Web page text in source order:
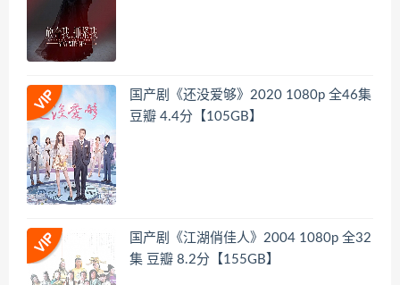
国产剧《还没爱够》2020 1080p 全46集
豆瓣 4.4分【105GB】
国产剧《江湖俏佳人》2004 1080p 全32
集 豆瓣 8.2分【155GB】